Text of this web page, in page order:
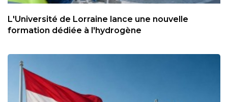
L'Université de Lorraine lance une nouvelle
formation dédiée à l'hydrogène